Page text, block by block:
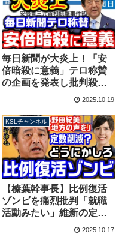
毎日新聞が大炎上！「安
倍暗殺に意義」テロ称賛
の企画を発表し批判殺到
→謝罪訂正も企画は継続
2025.10.19
KSLチャンネル
【榛葉幹事長】比例復活
ゾンビを痛烈批判「就職
活動みたい」維新の定数
削減案に小野田紀美議員
2025.10.17